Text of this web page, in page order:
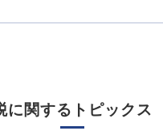
に関するトピックス